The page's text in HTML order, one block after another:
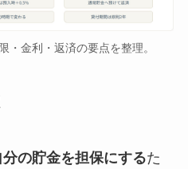
・金利・返済の要点を整理。
分の貯金を担保にするた